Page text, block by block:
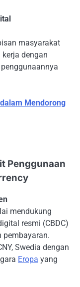
masyarakat
dengan
Mendorong
Penggunaan
mendukung
resmi (CBDC)
pembayaran.
Swedia dengan
Eropa yang